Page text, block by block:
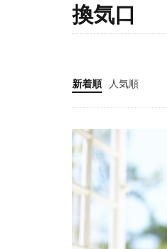
換気口
新着順 人気順